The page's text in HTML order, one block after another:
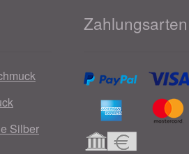
Silber
Zahlungsarten